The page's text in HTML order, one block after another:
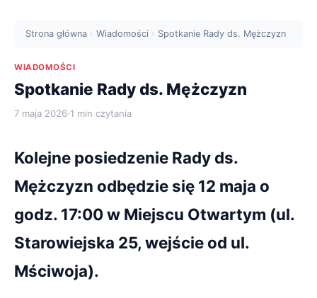
Strona główna › Wiadomości › Spotkanie Rady ds. Mężczyzn
WIADOMOŚCI
Spotkanie Rady ds. Mężczyzn
7 maja 2026·1 min czytania
Kolejne posiedzenie Rady ds.
Mężczyzn odbędzie się 12 maja o
godz. 17:00 w Miejscu Otwartym (ul.
Starowiejska 25, wejście od ul.
Mściwoja).